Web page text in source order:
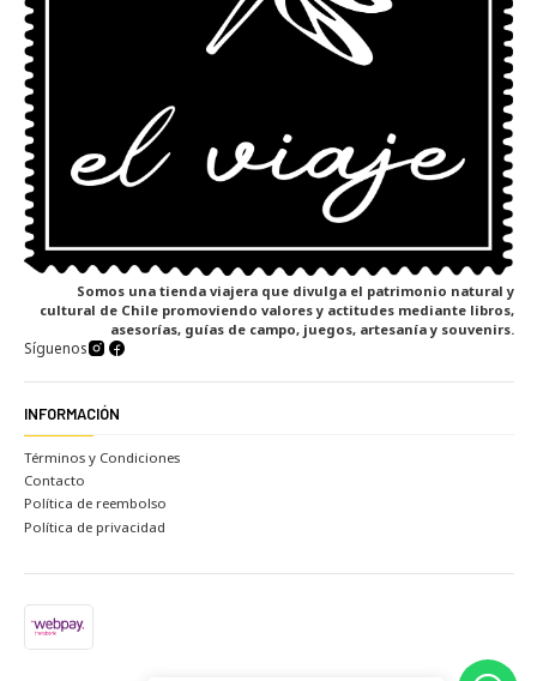
Somos una tienda viajera que divulga el patrimonio natural y
cultural de Chile promoviendo valores y actitudes mediante libros,
asesorías, guías de campo, juegos, artesanía y souvenirs.
Síguenos
INFORMACIÓN
Términos y Condiciones
Contacto
Política de reembolso
Política de privacidad